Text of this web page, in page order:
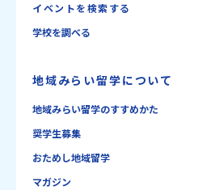
イベントを検索する
学校を調べる
地域みらい留学について
地域みらい留学のすすめかた
奨学生募集
おためし地域留学
マガジン